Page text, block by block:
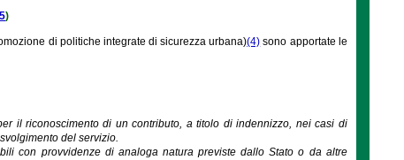
)
di politiche integrate di sicurezza urbana)(4) sono apportate le
il riconoscimento di un contributo, a titolo di indennizzo, nei casi di
del servizio.
con provvidenze di analoga natura previste dallo Stato o da altre